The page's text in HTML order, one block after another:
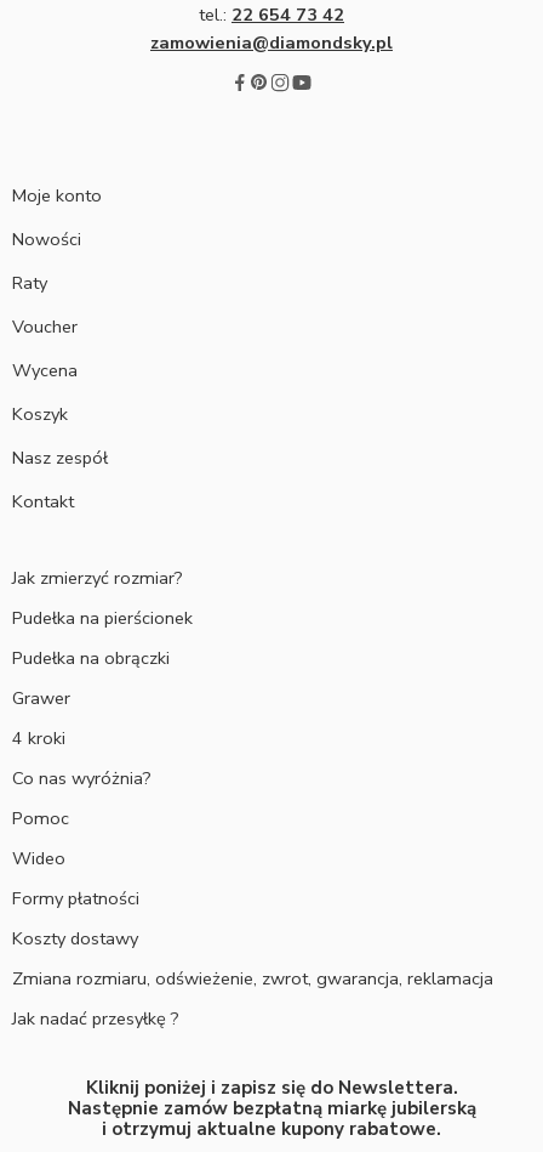
tel.: 22 654 73 42
zamowienia@diamondsky.pl
Moje konto
Nowości
Raty
Voucher
Wycena
Koszyk
Nasz zespół
Kontakt
Jak zmierzyć rozmiar?
Pudełka na pierścionek
Pudełka na obrączki
Grawer
4 kroki
Co nas wyróżnia?
Pomoc
Wideo
Formy płatności
Koszty dostawy
Zmiana rozmiaru, odświeżenie, zwrot, gwarancja, reklamacja
Jak nadać przesyłkę ?
Kliknij poniżej i zapisz się do Newslettera.
Następnie zamów bezpłatną miarkę jubilerską
i otrzymuj aktualne kupony rabatowe.